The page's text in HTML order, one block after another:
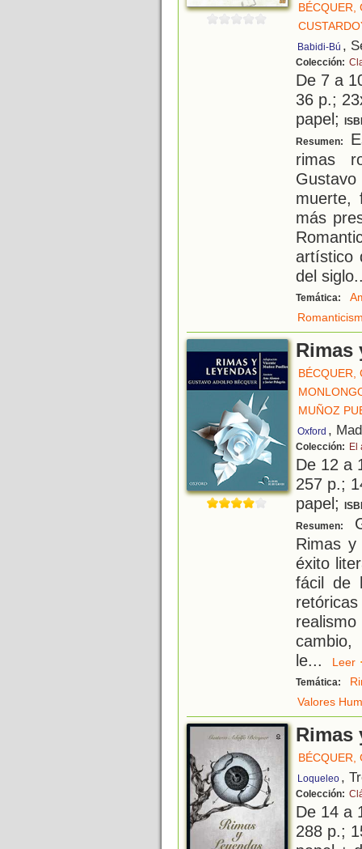
BÉCQUER,
Babidi-Bú ,
Colección:
De 7 a
36 p.;
papel;
Resumen:
rimas
muerte,
más
artístico
del siglo
Temática:
Rimas
BÉCQUER,
MUÑOZ
Oxford ,
Colección: El
De 12 a
257 p.;
papel;
Resumen:
Rimas
éxito
fácil de
le...
Temática:
Valores
Rimas
BÉCQUER,
Loqueleo ,
Colección:
De 14 a
288 p.;